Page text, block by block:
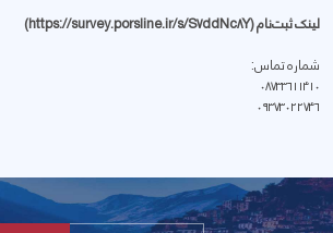
لینک ثبت‌نام (https://survey.porsline.ir/s/S7ddNc8Y)
شماره تماس:
۰۸۷۳۳۶۱۱۴۱۰
۰۹۳۷۳۰۲۲۷۴۶